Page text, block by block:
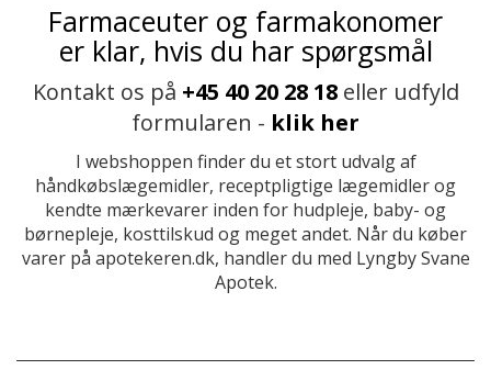
Farmaceuter og farmakonomer
er klar, hvis du har spørgsmål
Kontakt os på +45 40 20 28 18eller udfyld
formularen - klik her
I webshoppen finder du et stort udvalg af
håndkøbslægemidler, receptpligtige lægemidler og
kendte mærkevarer inden for hudpleje, baby- og
børnepleje, kosttilskud og meget andet. Når du køber
varer på apotekeren.dk, handler du med Lyngby Svane
Apotek.